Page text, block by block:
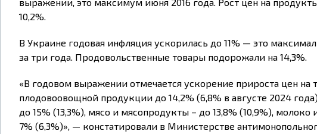
10,2%.
В Украине годовая инфляция ускорилась до 11% — это
за три года. Продовольственные товары подорожали на 14,3%.
«В годовом выражении отмечается ускорение прироста цен на
плодовоовощной продукции до 14,2% (6,8% в августе 2024
до 15% (13,3%), мясо и мясопродукты – до 13,8% (10,9%),
7% (6,3%)», — констатировали в Министерстве